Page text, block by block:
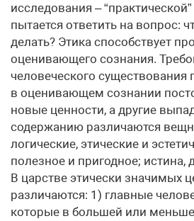
исследования –
пытается ответить на вопрос:
делать? Этика способствует
оценивающего сознания.
человеческого существования
в оценивающем сознании
новые ценности, а другие
содержанию различаются
логические, этические и
полезное и пригодное; истина,
В царстве этически значимых
различаются: 1) главные
которые в большей или